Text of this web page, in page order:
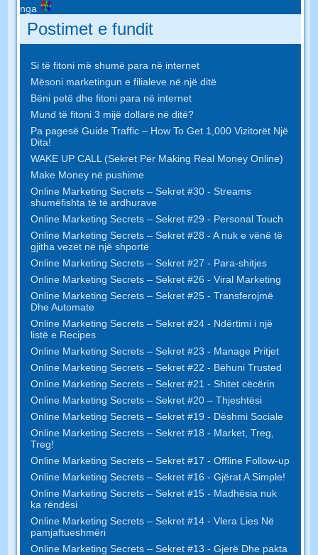
nga
Postimet e fundit
Si të fitoni më shumë para në internet
Mësoni marketingun e filialeve në një ditë
Bëni petë dhe fitoni para në internet
Mund të fitoni 3 mijë dollarë në ditë?
Pa pagesë Guide Traffic – How To Get 1,000 Vizitorët Një
Dita!
WAKE UP CALL (Sekret Për Making Real Money Online)
Make Money në pushime
Online Marketing Secrets – Sekret #30 - Streams
shumëfishta të të ardhurave
Online Marketing Secrets – Sekret #29 - Personal Touch
Online Marketing Secrets – Sekret #28 - A nuk e vënë të
gjitha vezët në një shportë
Online Marketing Secrets – Sekret #27 - Para-shitjes
Online Marketing Secrets – Sekret #26 - Viral Marketing
Online Marketing Secrets – Sekret #25 - Transferojmë
Dhe Automate
Online Marketing Secrets – Sekret #24 - Ndërtimi i një
listë e Recipes
Online Marketing Secrets – Sekret #23 - Manage Pritjet
Online Marketing Secrets – Sekret #22 - Bëhuni Trusted
Online Marketing Secrets – Sekret #21 - Shitet cëcërin
Online Marketing Secrets – Sekret #20 – Thjeshtësi
Online Marketing Secrets – Sekret #19 - Dëshmi Sociale
Online Marketing Secrets – Sekret #18 - Market, Treg,
Treg!
Online Marketing Secrets – Sekret #17 - Offline Follow-up
Online Marketing Secrets – Sekret #16 - Gjërat A Simple!
Online Marketing Secrets – Sekret #15 - Madhësia nuk
ka rëndësi
Online Marketing Secrets – Sekret #14 - Vlera Lies Në
pamjaftueshmëri
Online Marketing Secrets – Sekret #13 - Gjerë Dhe pakta